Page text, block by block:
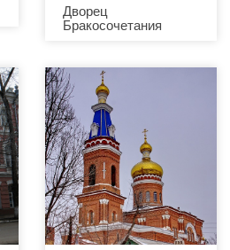
Дворец
Бракосочетания